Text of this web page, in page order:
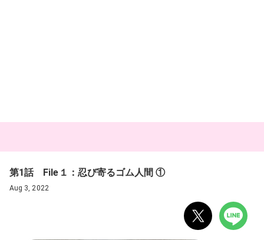
第1話 File１：忍び寄るゴム人間 ①
Aug 3, 2022